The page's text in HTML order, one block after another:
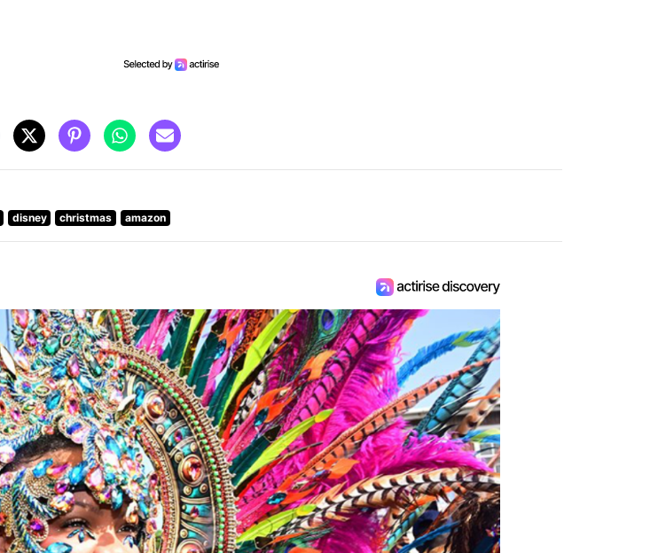
disney christmas amazon